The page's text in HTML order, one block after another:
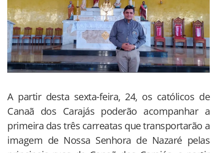
A partir desta sexta-feira, 24, os católicos de
Canaã dos Carajás poderão acompanhar a
primeira das três carreatas que transportarão a
imagem de Nossa Senhora de Nazaré pelas